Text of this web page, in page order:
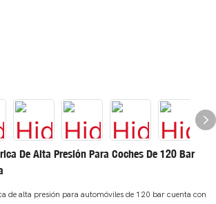
De Alta Presión Para Coches De 120 Bar
de alta presión para automóviles de 120 bar cuenta con